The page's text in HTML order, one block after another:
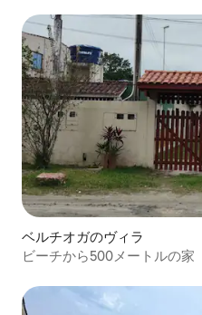
ベルチオガのヴィラ
ビーチから500メートルの家